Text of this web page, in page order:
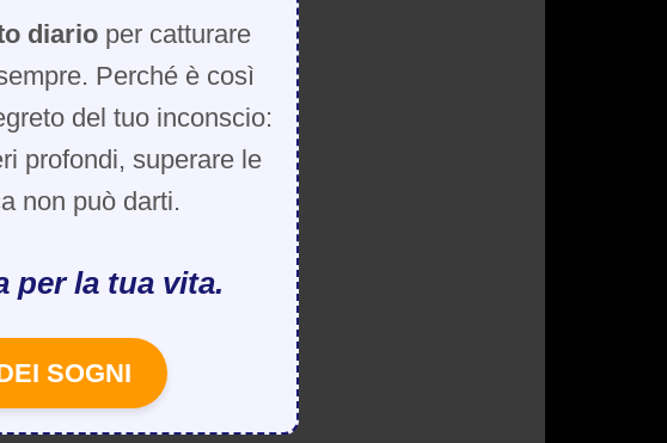
diario per catturare
Perché è così
del tuo inconscio:
profondi, superare le
non può darti.
per la tua vita.
SOGNI